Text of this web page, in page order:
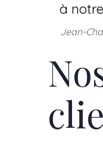
à
Jean-